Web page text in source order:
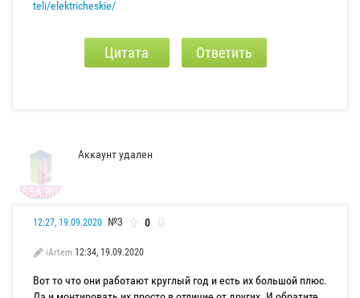
teli/elektricheskie/
Цитата Ответить
Аккаунт удален
12:27, 19.09.2020 №3 0
iArtem 12:34, 19.09.2020
Вот то что они работают круглый год и есть их большой плюс.